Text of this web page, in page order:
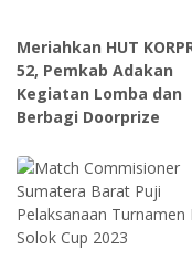
Meriahkan HUT
52, Pemkab Adakan
Kegiatan Lomba dan
Berbagi Doorprize